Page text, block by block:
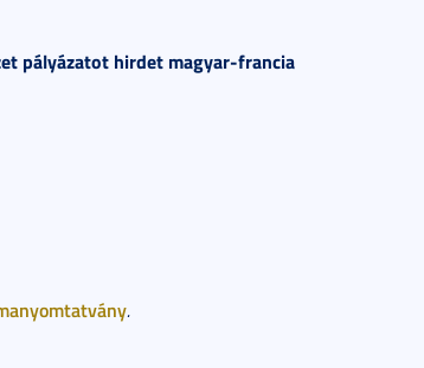
pályázatot hirdet magyar-francia
.